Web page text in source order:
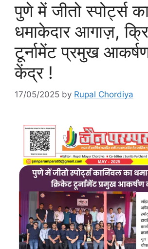
पुणे में जीतो स्पोर्ट्स
धमाकेदार आगाज़,
टूर्नामेंट प्रमुख
केंद्र !
17/05/2025 by Rupal Chordiya